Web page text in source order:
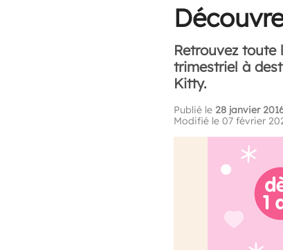
Retrouvez
trimestriel à
Kitty.
Publié le 28 janvier
Modifié le 07 février